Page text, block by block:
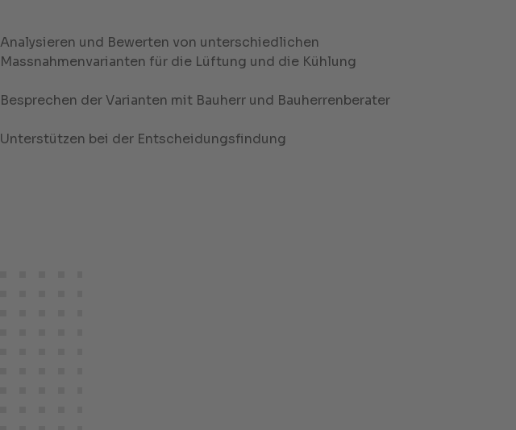
Analysieren und Bewerten von unterschiedlichen
Massnahmenvarianten für die Lüftung und die Kühlung
Besprechen der Varianten mit Bauherr und Bauherrenberater
Unterstützen bei der Entscheidungsfindung